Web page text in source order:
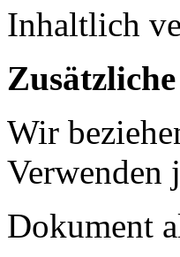
Inhaltlich
Wir
Verwenden
Dokument